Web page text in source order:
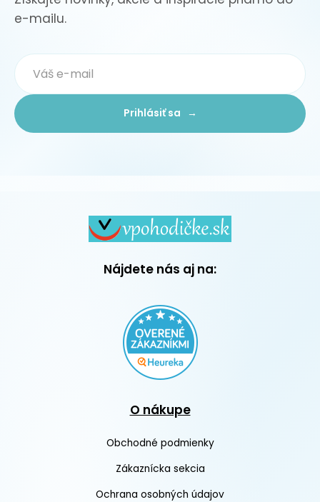
e-mailu.
Prihlásiť sa →
Nájdete nás aj na:
O nákupe
Obchodné podmienky
Zákaznícka sekcia
Ochrana osobných údajov